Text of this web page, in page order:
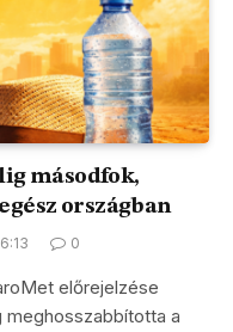
másodfok,
országban
0
előrejelzése
meghosszabbította a